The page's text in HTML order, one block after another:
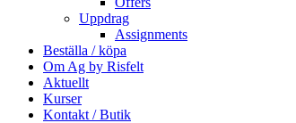
Uppdrag
Assignments
Beställa / köpa
Om Ag by Risfelt
Aktuellt
Kurser
Kontakt / Butik